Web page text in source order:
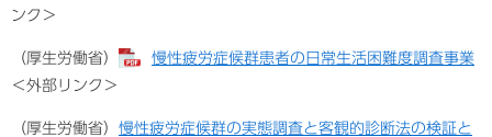
ンク＞
（厚生労働省）
慢性疲労症候群患者の日常生活困難度調査事業
＜外部リンク＞
（厚生労働省） 慢性疲労症候群の実態調査と客観的診断法の検証と